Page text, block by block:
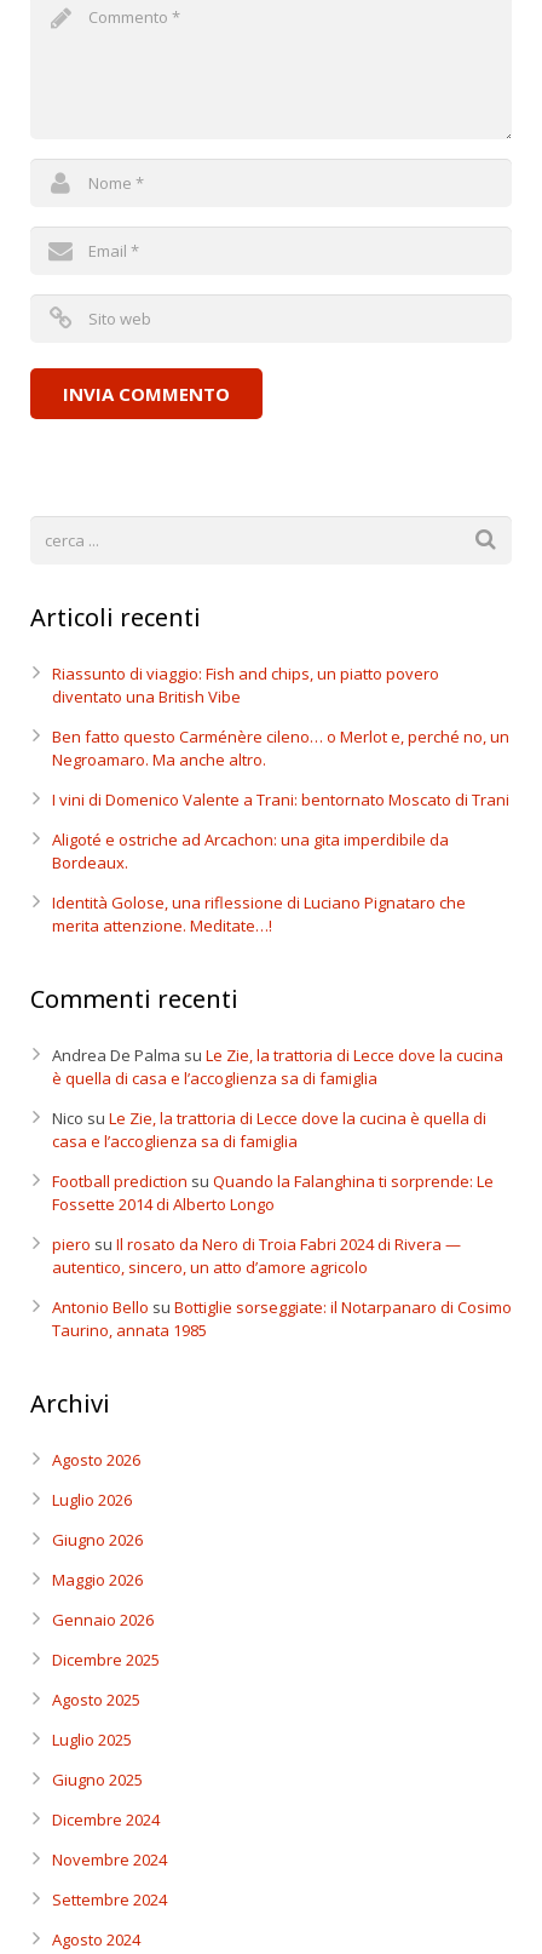
Articoli recenti
Riassunto di viaggio: Fish and chips, un piatto povero
diventato una British Vibe
Ben fatto questo Carménère cileno… o Merlot e, perché no, un
Negroamaro. Ma anche altro.
I vini di Domenico Valente a Trani: bentornato Moscato di Trani
Aligoté e ostriche ad Arcachon: una gita imperdibile da
Bordeaux.
Identità Golose, una riflessione di Luciano Pignataro che
merita attenzione. Meditate…!
Commenti recenti
Andrea De Palma su Le Zie, la trattoria di Lecce dove la cucina
è quella di casa e l’accoglienza sa di famiglia
Nico su Le Zie, la trattoria di Lecce dove la cucina è quella di
casa e l’accoglienza sa di famiglia
Football prediction su Quando la Falanghina ti sorprende: Le
Fossette 2014 di Alberto Longo
piero su Il rosato da Nero di Troia Fabri 2024 di Rivera —
autentico, sincero, un atto d’amore agricolo
Antonio Bello su Bottiglie sorseggiate: il Notarpanaro di Cosimo
Taurino, annata 1985
Archivi
Agosto 2026
Luglio 2026
Giugno 2026
Maggio 2026
Gennaio 2026
Dicembre 2025
Agosto 2025
Luglio 2025
Giugno 2025
Dicembre 2024
Novembre 2024
Settembre 2024
Agosto 2024